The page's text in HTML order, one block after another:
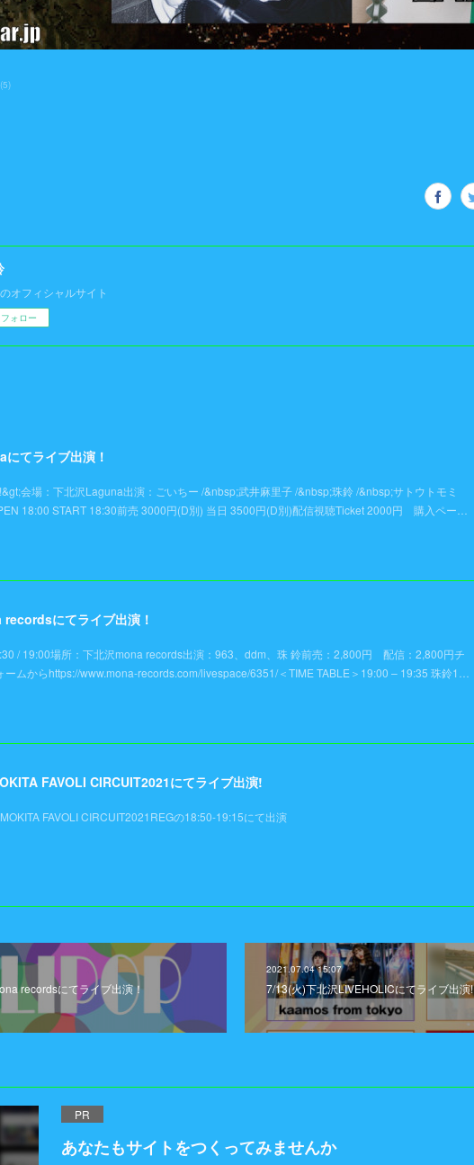
(5)
オフィシャルサイト
フォロー
てライブ出演！
会場：下北沢Laguna出演：ごいちー /&nbsp;武井麻里子 /&nbsp;珠鈴 /&nbsp;サトウトモミ
18:00 START 18:30前売 3000円(D別) 当日 3500円(D別)配信視聴Ticket 2000円 購入ペー…
にてライブ出演！
/ 19:00場所：下北沢mona records出演：963、ddm、珠 鈴前売：2,800円 配信：2,800円チ
ムからhttps://www.mona-records.com/livespace/6351/＜TIME TABLE＞19:00 – 19:35 珠鈴1…
FAVOLI CIRCUIT2021にてライブ出演!
FAVOLI CIRCUIT2021REGの18:50-19:15にて出演
recordsにてライブ出演！
2021.07.04 15:07
7/13(火)下北沢LIVEHOLICにてライブ出演!
PR
あなたもサイトをつくってみませんか